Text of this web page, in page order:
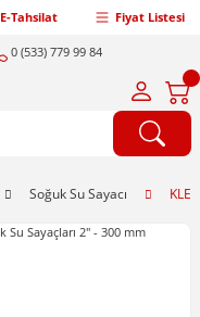
E-Tahsilat Fiyat Listesi
0 (533) 779 99 84
Soğuk Su Sayacı